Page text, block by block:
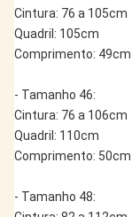
Cintura: 76 a 105cm
Quadril: 105cm
Comprimento: 49cm
- Tamanho 46:
Cintura: 76 a 106cm
Quadril: 110cm
Comprimento: 50cm
- Tamanho 48: